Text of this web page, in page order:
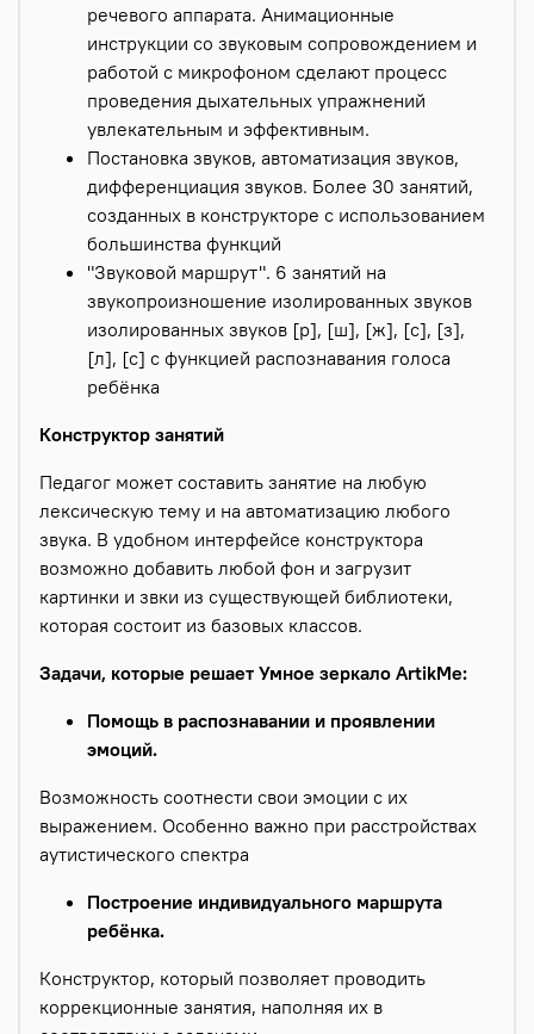
речевого аппарата. Анимационные
инструкции со звуковым сопровождением и
работой с микрофоном сделают процесс
проведения дыхательных упражнений
увлекательным и эффективным.
Постановка звуков, автоматизация звуков,
дифференциация звуков. Более 30 занятий,
созданных в конструкторе с использованием
большинства функций
"Звуковой маршрут". 6 занятий на
звукопроизношение изолированных звуков
изолированных звуков [р], [ш], [ж], [с], [з],
[л], [с] с функцией распознавания голоса
ребёнка
Конструктор занятий
Педагог может составить занятие на любую
лексическую тему и на автоматизацию любого
звука. В удобном интерфейсе конструктора
возможно добавить любой фон и загрузит
картинки и звки из существующей библиотеки,
которая состоит из базовых классов.
Задачи, которые решает Умное зеркало ArtikMe:
Помощь в распознавании и проявлении
эмоций.
Возможность соотнести свои эмоции с их
выражением. Особенно важно при расстройствах
аутистического спектра
Построение индивидуального маршрута
ребёнка.
Конструктор, который позволяет проводить
коррекционные занятия, наполняя их в